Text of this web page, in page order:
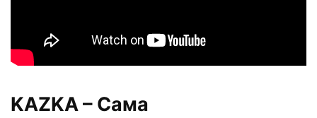
KAZKA – Сама